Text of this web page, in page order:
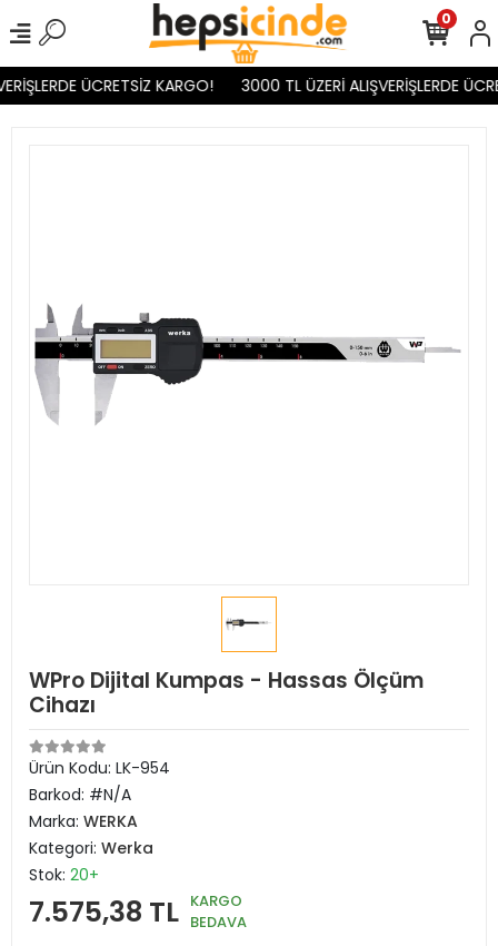
ÜCRETSİZ KARGO! 3000 TL ÜZERİ ALIŞVERİŞLERDE
0
WPro Dijital Kumpas - Hassas Ölçüm
Cihazı
Ürün Kodu: LK-954
Barkod: #N/A
Marka: WERKA
Kategori: Werka
Stok: 20+
7.575,38 TL KARGO
BEDAVA